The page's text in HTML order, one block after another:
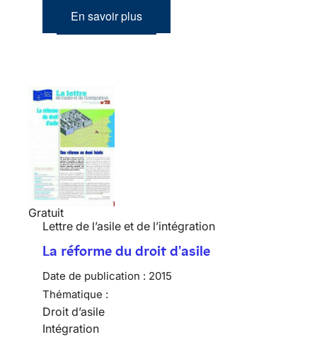
En savoir plus
Gratuit
Lettre de l’asile et de l’intégration
La réforme du droit d'asile
Date de publication : 2015
Thématique :
Droit d’asile
Intégration